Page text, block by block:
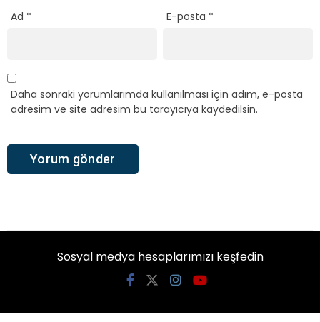
Ad * E-posta *
Daha sonraki yorumlarımda kullanılması için adım, e-posta
adresim ve site adresim bu tarayıcıya kaydedilsin.
Sosyal medya hesaplarımızı keşfedin